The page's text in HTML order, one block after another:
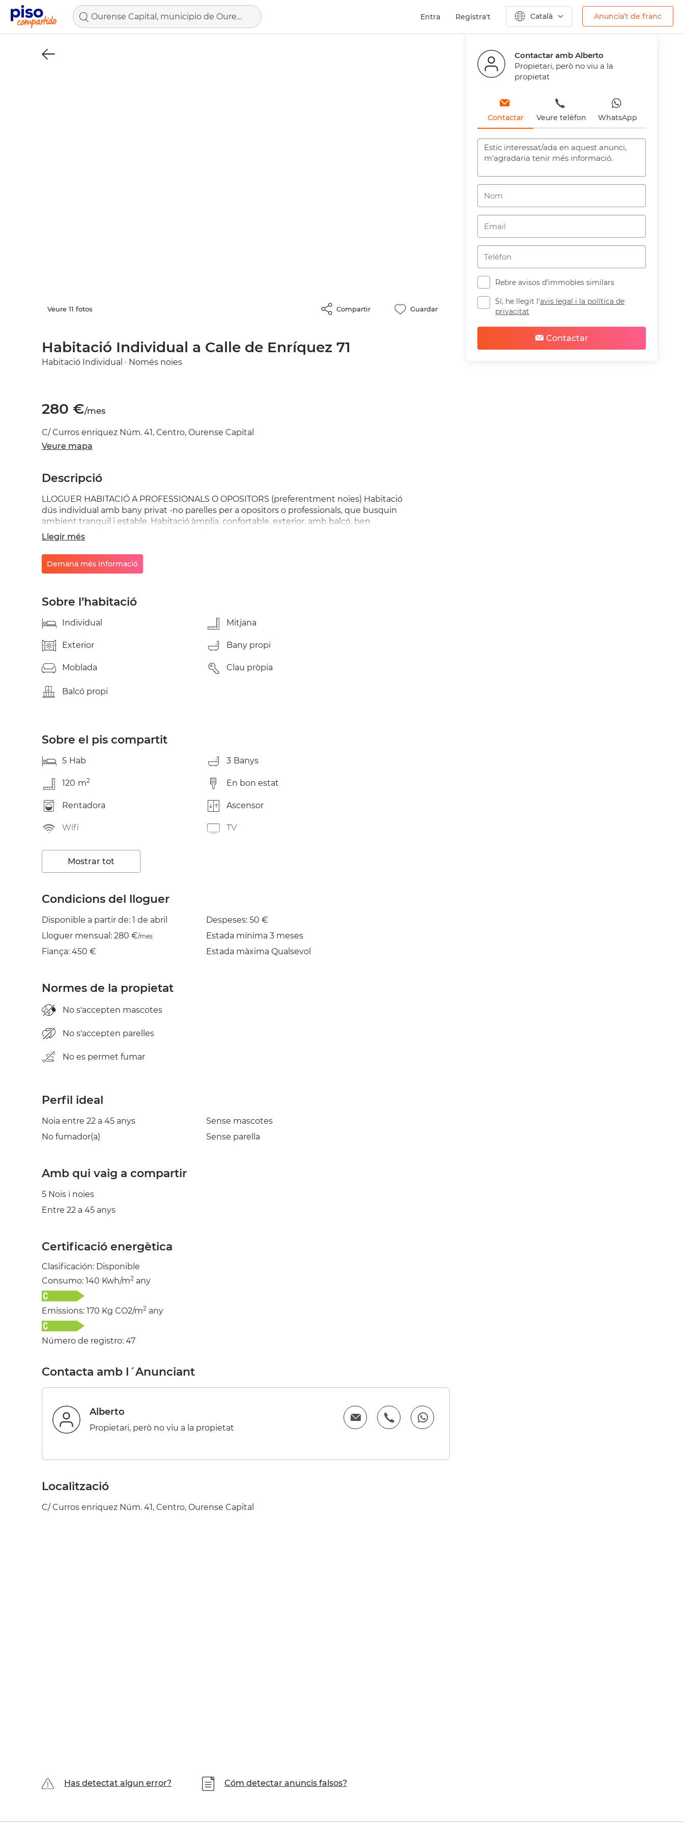
Ourense Capital, municipio de Ourense Entra Registra't Català Anuncia’t de franc
Anterior
Veure 11 fotos Compartir Guardar
Habitació Individual a Calle de Enríquez 71
Habitació Individual · Només noies
280 €/mes
C/ Curros enriquez Núm. 41, Centro, Ourense Capital
Veure mapa
Descripció
LLOGUER HABITACIÓ A PROFESSIONALS O OPOSITORS (preferentment noies) Habitació
dús individual amb bany privat -no parelles per a opositors o professionals, que busquin
ambient tranquil i estable. Habitació àmplia, confortable, exterior, amb balcó, ben
moblada, amb clau. Calefacció, presa de TV i internet wifi. Zones comunes: dues cambres
de bany completes i cuina àmplia totalment equipada (nevera, forn, rentadora,
vitroceràmica) i sala comuna. Farmàcia, supermercat i bus a la porta. Preu 280 eur
despeses apart Es firma contracte de lloguer i es demana fiança.
Llegir més
Demana més informació
Sobre l’habitació
Individual Mitjana
Exterior Bany propi
Moblada Clau pròpia
Balcó propi
Sobre el pis compartit
5 Hab 3 Banys
120 m2 En bon estat
Rentadora Ascensor
Wifi TV
Balcó
Mostrar tot
Condicions del lloguer
Disponible a partir de: 1 de abril
Lloguer mensual: 280 €/mes
Fiança: 450 €
Despeses: 50 €
Estada mínima 3 meses
Estada màxima Qualsevol
Normes de la propietat
No s'accepten mascotes
No s'accepten parelles
No es permet fumar
Perfil ideal
Noia entre 22 a 45 anys
No fumador(a)
Sense mascotes
Sense parella
Amb qui vaig a compartir
5 Nois i noies
Entre 22 a 45 anys
Certificació energètica
Clasificación: Disponible
Consumo: 140 Kwh/m2 any
Emissions: 170 Kg CO2/m2 any
Número de registro: 47
Contacta amb l´Anunciant
Alberto
Propietari, però no viu a la propietat
Localització
C/ Curros enriquez Núm. 41, Centro, Ourense Capital
Has detectat algun error? Cóm detectar anuncis falsos?
Contactar amb Alberto
Propietari, però no viu a la
propietat
Contactar Veure telèfon WhatsApp
Rebre avisos d’immobles similars
Sí, he llegit l'avis legal i la política de
privacitat
Contactar